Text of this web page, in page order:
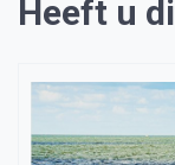
Heeft u